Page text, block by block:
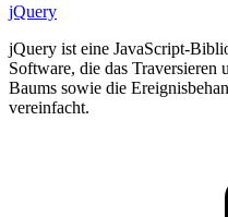
jQuery
jQuery ist eine JavaScript-
Software, die das
Baums sowie die
vereinfacht.